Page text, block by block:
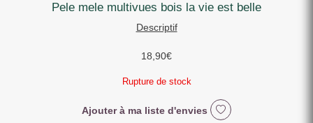
pele mele multivues bois la vie est belle
Descriptif
18,90€
Rupture de stock
Ajouter à ma liste d'envies